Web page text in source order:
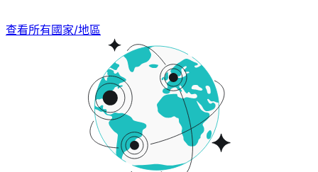
查看所有國家/地區